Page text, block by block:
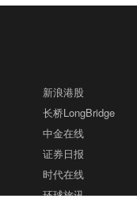
新浪港股
长桥LongBridge
中金在线
证券日报
时代在线
环球旅讯